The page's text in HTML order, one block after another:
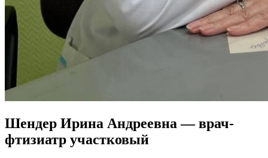
Шендер Ирина Андреевна — врач-
фтизиатр участковый